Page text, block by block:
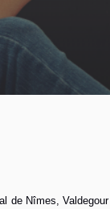
de Nîmes, Valdegour